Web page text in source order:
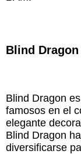
Blind
Blind Dragon
famosos en el
elegante
Blind Dragon
diversificarse